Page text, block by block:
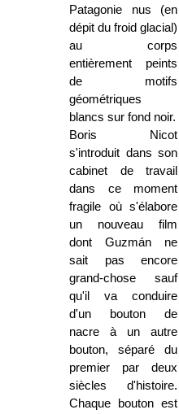
Patagonie nus (en
dépit du froid glacial)
au corps
entièrement peints
de motifs
géométriques
blancs sur fond noir.
Boris Nicot
s'introduit dans son
cabinet de travail
dans ce moment
fragile où s'élabore
un nouveau film
dont Guzmán ne
sait pas encore
grand-chose sauf
qu'il va conduire
d'un bouton de
nacre à un autre
bouton, séparé du
premier par deux
siècles d'histoire.
Chaque bouton est